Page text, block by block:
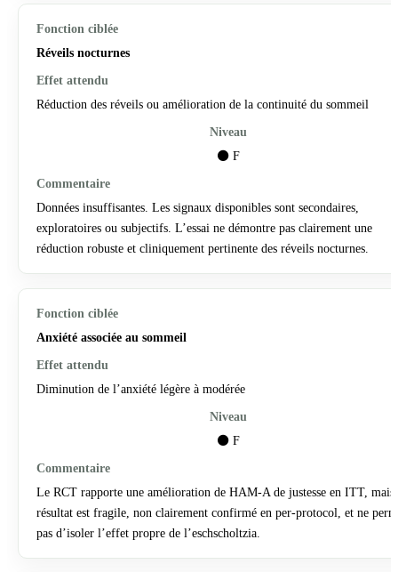
Réveils nocturnes
Réduction des réveils ou amélioration de la continuité du sommeil
⚫ F
Données insuffisantes. Les signaux disponibles sont secondaires,
exploratoires ou subjectifs. L’essai ne démontre pas clairement une
réduction robuste et cliniquement pertinente des réveils nocturnes.
Anxiété associée au sommeil
Diminution de l’anxiété légère à modérée
⚫ F
Le RCT rapporte une amélioration de HAM-A de justesse en ITT, mais
résultat est fragile, non clairement confirmé en per-protocol, et ne
pas d’isoler l’effet propre de l’eschscholtzia.